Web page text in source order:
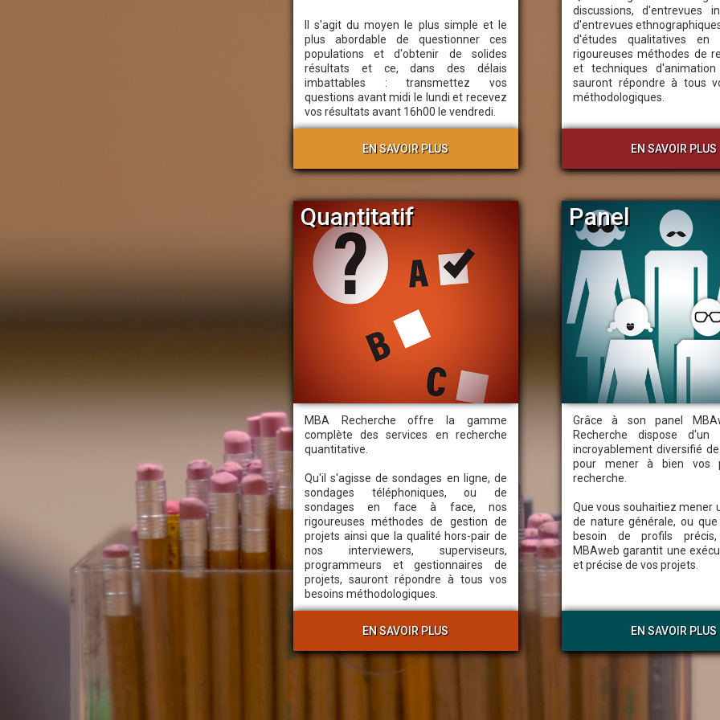
Il s'agit du moyen le plus simple et le
plus abordable de questionner ces
populations et d'obtenir de solides
résultats et ce, dans des délais
imbattables : transmettez vos
questions avant midi le lundi et recevez
vos résultats avant 16h00 le vendredi.
EN SAVOIR PLUS
Animation de groupes de
Traduction simultanée ou
Transcription simultanée ou
Rédaction de rapports
discussions, d'entrevues
d'entrevues
d'études qualitatives en
rigoureuses méthodes de
et techniques d'animation
sauront répondre à tous
méthodologiques.
EN SAVOIR PLUS
MBA Recherche réalise l'intégralité de ses
opérations quantitatives à l'interne, au
centre-ville de Montréal.
À la fine pointe de la technologie, les
installations de MBA Recherche permettent
à ses clients de suivre la progression de
leurs projets de recherche en temps réel et
jamais ceux-ci ne sont laissés dans le noir,
recevant des mises à jour quotidiennes.
Gamme complète de services
Gestion de projets quantitatifs
Réalisation d'entrevues téléphoniques
Réalisation d'entrevues en ligne
Réalisation d'entrevues en face à face
Programmation CATI / CAWI / CAPI
Saisie de données
Codification des questions ouvertes
Traitement statistique
Rédaction de rapports
Quantitatif
MBA Recherche offre la gamme
complète des services en recherche
quantitative.
Qu'il s'agisse de sondages en ligne, de
sondages téléphoniques, ou de
sondages en face à face, nos
rigoureuses méthodes de gestion de
projets ainsi que la qualité hors-pair de
nos interviewers, superviseurs,
programmeurs et gestionnaires de
projets, sauront répondre à tous vos
besoins méthodologiques.
EN SAVOIR PLUS
Le panel MBAweb couvre
territoire de la province. Quels
besoins en matière de
pouvons cibler vos projets avec
précision extrême.
Si vous voulez dépasser les
Québec, notre réseau de
accrédités couvre l'intégralité
nord-américain, ainsi que de la
Notre panel est en
grâce à nos campagnes de
certifiées, en ligne et hors
garantit que le profil de
demeure stable au fil du temps
biais potentiels découlant du
par vague.
Panel
Grâce à son panel
Recherche dispose d'un
incroyablement diversifié
pour mener à bien vos
recherche.
Que vous souhaitiez mener
de nature générale, ou
besoin de profils
MBAweb garantit une
et précise de vos projets.
EN SAVOIR PLUS